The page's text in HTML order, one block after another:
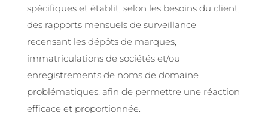
spécifiques et établit, selon les besoins du client,
des rapports mensuels de surveillance
recensant les dépôts de marques,
immatriculations de sociétés et/ou
enregistrements de noms de domaine
problématiques, afin de permettre une réaction
efficace et proportionnée.